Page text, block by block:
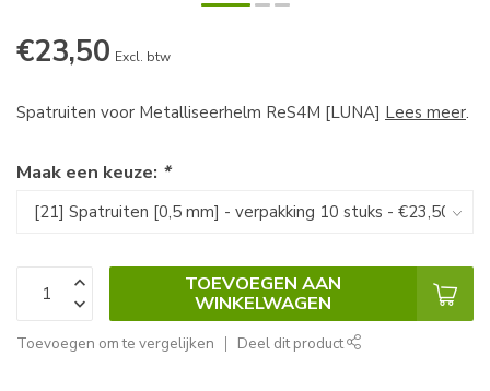
€23,50 Excl. btw
Spatruiten voor Metalliseerhelm ReS4M [LUNA] Lees meer.
Maak een keuze: *
TOEVOEGEN AAN
WINKELWAGEN
Toevoegen om te vergelijken Deel dit product